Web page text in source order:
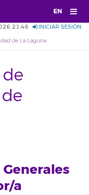
EN
21:46 INICIAR SESIÓN
de La Laguna
a